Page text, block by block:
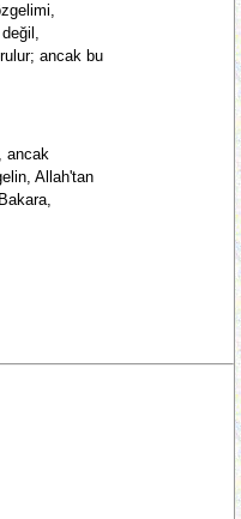
ancak bu
ancak
Allah'tan